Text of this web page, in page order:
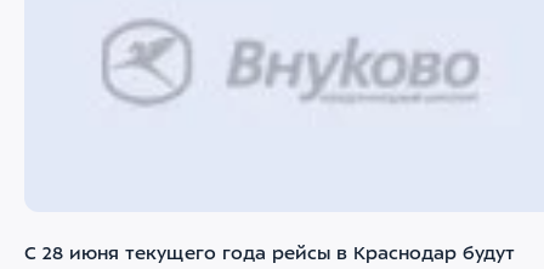
С 28 июня текущего года рейсы в Краснодар будут